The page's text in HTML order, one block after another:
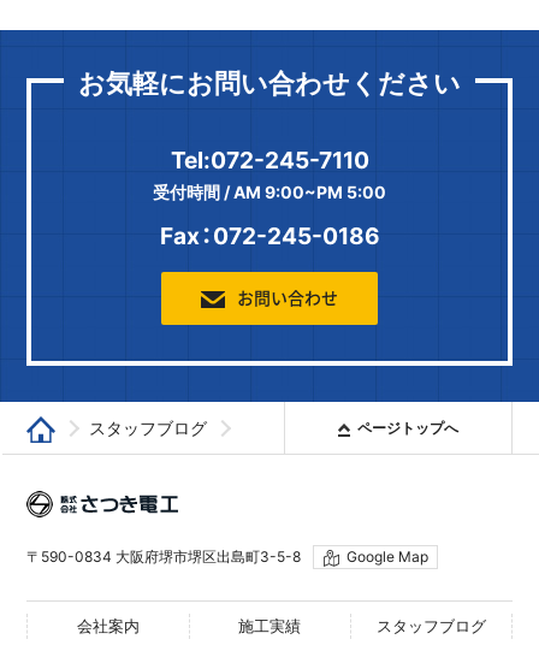
お気軽にお問い合わせください
Tel:072-245-7110
受付時間 / AM 9:00~PM 5:00
Fax：072-245-0186
お問い合わせ
堺で電気工事なら「さつき電工」
スタッフブログ ページトップへ
〒590-0834 大阪府堺市堺区出島町3-5-8 Google Map
会社案内 施工実績 スタッフブログ